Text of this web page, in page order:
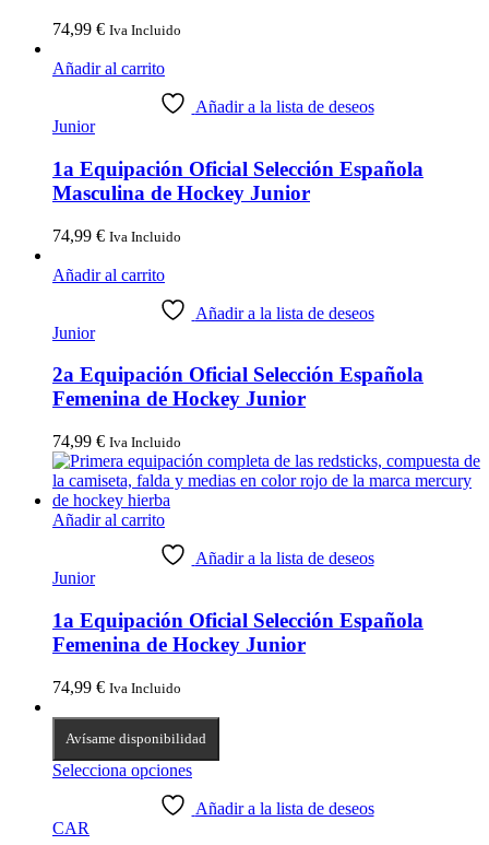
74,99 € Iva Incluido
Añadir al carrito
Añadir a la lista de deseos
Junior
1a Equipación Oficial Selección Española
Masculina de Hockey Junior
74,99 € Iva Incluido
Añadir al carrito
Añadir a la lista de deseos
Junior
2a Equipación Oficial Selección Española
Femenina de Hockey Junior
74,99 € Iva Incluido
Añadir al carrito
Añadir a la lista de deseos
Junior
1a Equipación Oficial Selección Española
Femenina de Hockey Junior
74,99 € Iva Incluido
Avísame disponibilidad
Selecciona opciones
Añadir a la lista de deseos
CAR